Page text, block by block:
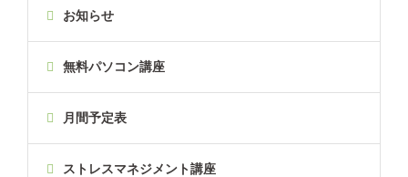
お知らせ
無料パソコン講座
月間予定表
ストレスマネジメント講座